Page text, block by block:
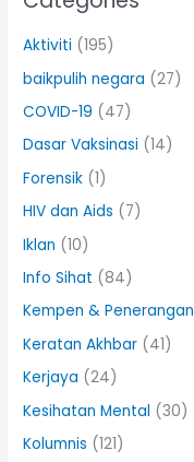
Aktiviti (195)
baikpulih negara (27)
COVID-19 (47)
Dasar Vaksinasi (14)
Forensik (1)
HIV dan Aids (7)
Iklan (10)
Info Sihat (84)
Kempen & Penerangan
Keratan Akhbar (41)
Kerjaya (24)
Kesihatan Mental (30)
Kolumnis (121)